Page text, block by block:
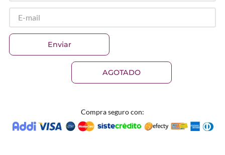
Enviar
AGOTADO
Compra seguro con: